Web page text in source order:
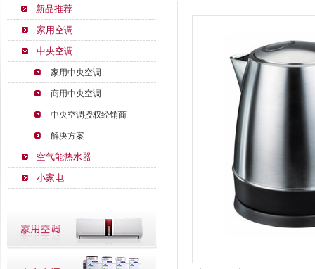
新品推荐
家用空调
中央空调
家用中央空调
商用中央空调
中央空调授权经销商
解决方案
空气能热水器
小家电